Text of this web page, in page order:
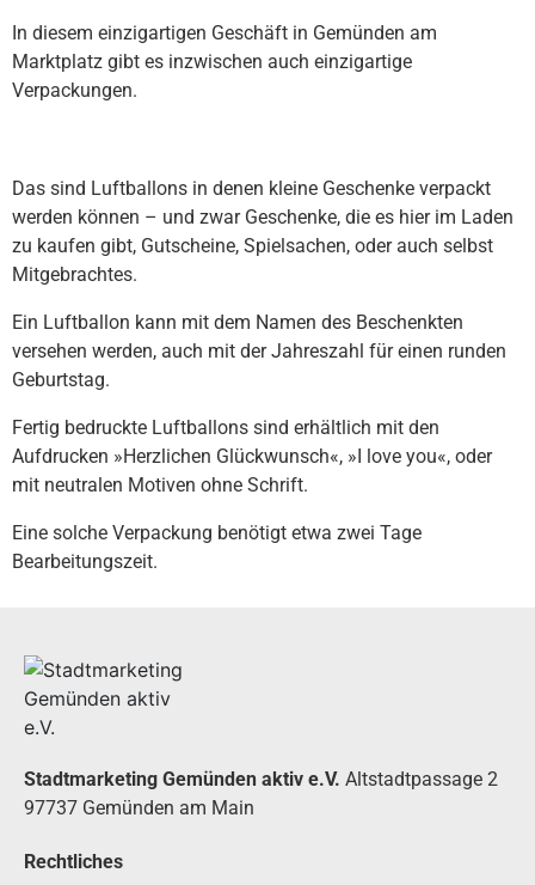
In diesem einzigartigen Geschäft in Gemünden am
Marktplatz gibt es inzwischen auch einzigartige
Verpackungen.
Das sind Luftballons in denen kleine Geschenke verpackt
werden können – und zwar Geschenke, die es hier im Laden
zu kaufen gibt, Gutscheine, Spielsachen, oder auch selbst
Mitgebrachtes.
Ein Luftballon kann mit dem Namen des Beschenkten
versehen werden, auch mit der Jahreszahl für einen runden
Geburtstag.
Fertig bedruckte Luftballons sind erhältlich mit den
Aufdrucken »Herzlichen Glückwunsch«, »I love you«, oder
mit neutralen Motiven ohne Schrift.
Eine solche Verpackung benötigt etwa zwei Tage
Bearbeitungszeit.
Stadtmarketing Gemünden aktiv e.V. Altstadtpassage 2
97737 Gemünden am Main
Rechtliches